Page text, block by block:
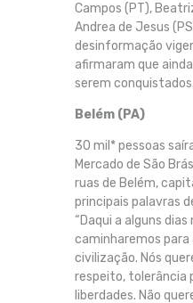
Campos (PT),
Andrea de Jesus
desinformação
afirmaram que
serem conquistados.
Belém (PA)
30 mil* pessoas
Mercado de São
ruas de Belém,
principais palavras
“Daqui a alguns
caminharemos para
civilização. Nós
respeito, tolerância
liberdades. Não